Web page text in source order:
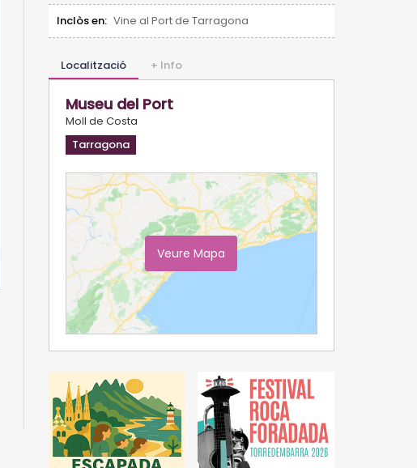
Inclòs en: Vine al Port de Tarragona
Localització + Info
Museu del Port
Moll de Costa
Tarragona
Veure Mapa